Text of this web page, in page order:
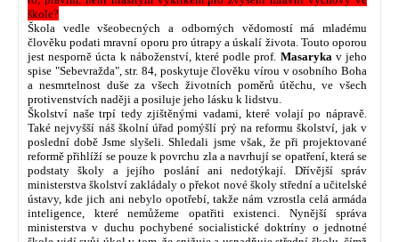
škole?
Škola vedle všeobecných a odborných vědomostí má mladému
člověku podati mravní oporu pro útrapy a úskalí života. Touto oporou
jest nesporně úcta k náboženství, které podle prof. Masaryka v jeho
spise "Sebevražda", str. 84, poskytuje člověku vírou v osobního Boha
a nesmrtelnost duše za všech životních poměrů útěchu, ve všech
protivenstvích naději a posiluje jeho lásku k lidstvu.
Školství naše trpí tedy zjištěnými vadami, které volají po nápravě.
Také nejvyšší náš školní úřad pomýšlí prý na reformu školství, jak v
poslední době Jsme slyšeli. Shledali jsme však, že při projektované
reformě přihlíží se pouze k povrchu zla a navrhují se opatření, která se
podstaty školy a jejího poslání ani nedotýkají. Dřívější správ
ministerstva školství zakládaly o překot nové školy střední a učitelské
ústavy, kde jich ani nebylo opotřebí, takže nám vzrostla celá armáda
inteligence, které nemůžeme opatřiti existenci. Nynější správa
ministerstva v duchu pochybené socialistické doktríny o jednotné